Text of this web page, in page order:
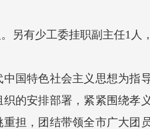
有少工委挂职副主任1人，
特色社会主义思想为指
的安排部署，紧紧围绕孝
担，团结带领全市广大团